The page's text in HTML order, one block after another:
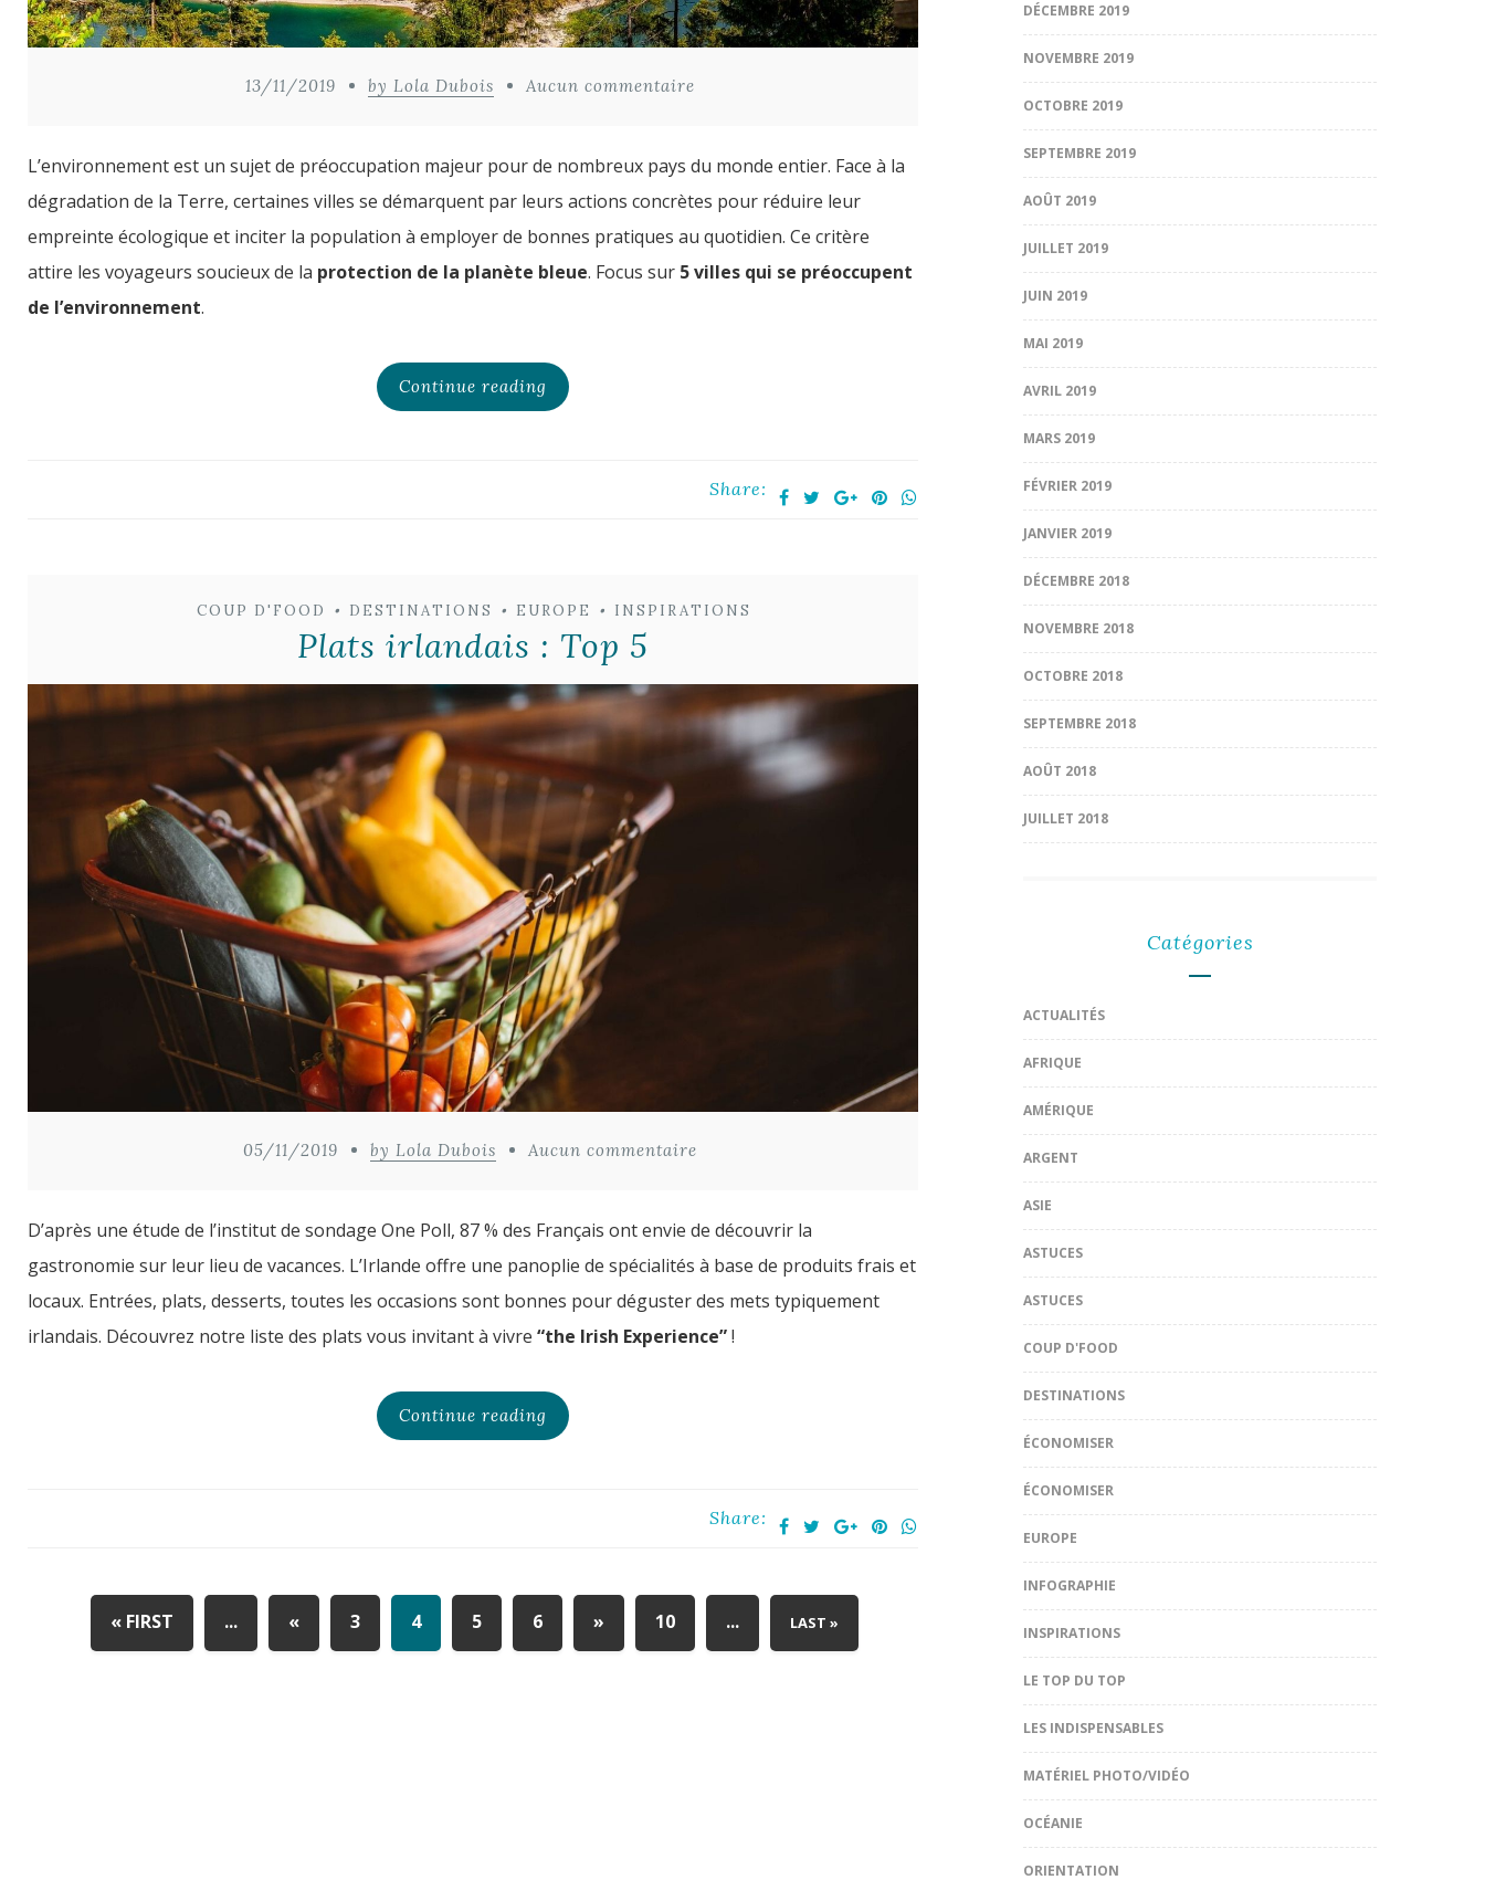
13/11/2019 by Lola Dubois Aucun commentaire
L’environnement est un sujet de préoccupation majeur pour de nombreux pays du monde entier. Face à la
dégradation de la Terre, certaines villes se démarquent par leurs actions concrètes pour réduire leur
empreinte écologique et inciter la population à employer de bonnes pratiques au quotidien. Ce critère
attire les voyageurs soucieux de la protection de la planète bleue. Focus sur 5 villes qui se préoccupent
de l’environnement.
Continue reading
Share:
COUP D'FOOD • DESTINATIONS • EUROPE • INSPIRATIONS
Plats irlandais : Top 5
05/11/2019 by Lola Dubois Aucun commentaire
D’après une étude de l’institut de sondage One Poll, 87 % des Français ont envie de découvrir la
gastronomie sur leur lieu de vacances. L’Irlande offre une panoplie de spécialités à base de produits frais et
locaux. Entrées, plats, desserts, toutes les occasions sont bonnes pour déguster des mets typiquement
irlandais. Découvrez notre liste des plats vous invitant à vivre “the Irish Experience”!
Continue reading
Share:
« FIRST ... « 3 4 5 6 » 10 ... LAST »
DÉCEMBRE 2019
NOVEMBRE 2019
OCTOBRE 2019
SEPTEMBRE 2019
AOÛT 2019
JUILLET 2019
JUIN 2019
MAI 2019
AVRIL 2019
MARS 2019
FÉVRIER 2019
JANVIER 2019
DÉCEMBRE 2018
NOVEMBRE 2018
OCTOBRE 2018
SEPTEMBRE 2018
AOÛT 2018
JUILLET 2018
Catégories
ACTUALITÉS
AFRIQUE
AMÉRIQUE
ARGENT
ASIE
ASTUCES
ASTUCES
COUP D'FOOD
DESTINATIONS
ÉCONOMISER
ÉCONOMISER
EUROPE
INFOGRAPHIE
INSPIRATIONS
LE TOP DU TOP
LES INDISPENSABLES
MATÉRIEL PHOTO/VIDÉO
OCÉANIE
ORIENTATION